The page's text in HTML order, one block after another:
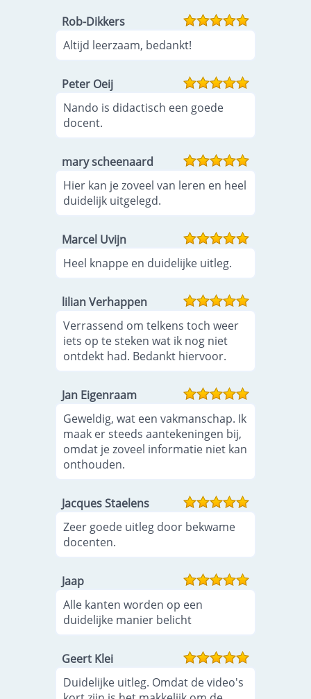
Rob-Dikkers
Altijd leerzaam, bedankt!
Peter Oeij
Nando is didactisch een goede
docent.
mary scheenaard
Hier kan je zoveel van leren en heel
duidelijk uitgelegd.
Marcel Uvijn
Heel knappe en duidelijke uitleg.
lilian Verhappen
Verrassend om telkens toch weer
iets op te steken wat ik nog niet
ontdekt had. Bedankt hiervoor.
Jan Eigenraam
Geweldig, wat een vakmanschap. Ik
maak er steeds aantekeningen bij,
omdat je zoveel informatie niet kan
onthouden.
Jacques Staelens
Zeer goede uitleg door bekwame
docenten.
Jaap
Alle kanten worden op een
duidelijke manier belicht
Geert Klei
Duidelijke uitleg. Omdat de video's